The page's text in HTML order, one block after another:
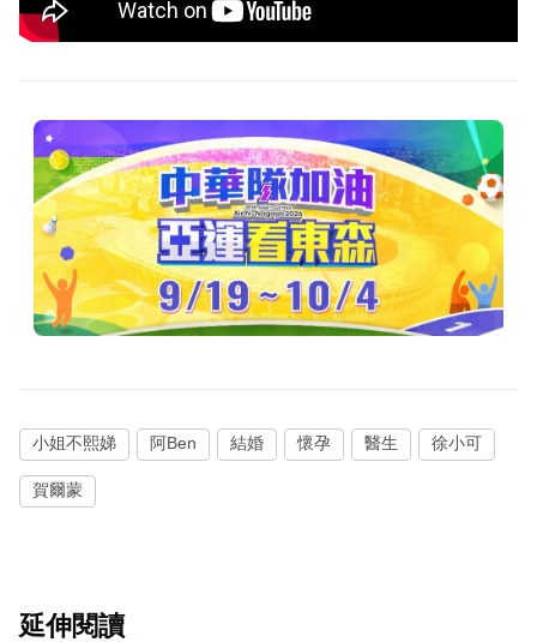
小姐不熙娣 阿Ben 結婚 懷孕 醫生 徐小可
賀爾蒙
延伸閱讀